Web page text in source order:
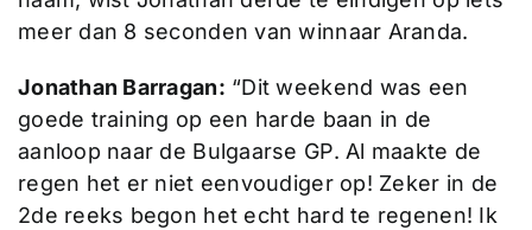
meer dan 8 seconden van winnaar Aranda.
Jonathan Barragan: “Dit weekend was een
goede training op een harde baan in de
aanloop naar de Bulgaarse GP. Al maakte de
regen het er niet eenvoudiger op! Zeker in de
2de reeks begon het echt hard te regenen! Ik